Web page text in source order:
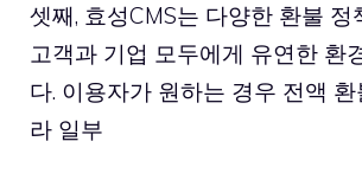
셋째, 효성CMS는 다양한 환불 정
고객과 기업 모두에게 유연한 환
다. 이용자가 원하는 경우 전액
라 일부